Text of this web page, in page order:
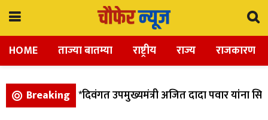
HOME ताज्या बातम्या राष्ट्रीय राज्य राजकारण
Breaking *दिवंगत उपमुख्यमंत्री अजित दादा पवार यांना